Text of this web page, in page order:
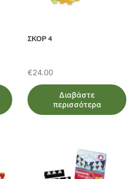
ΣΚΟΡ 4
€24.00
Διαβάστε
περισσότερα